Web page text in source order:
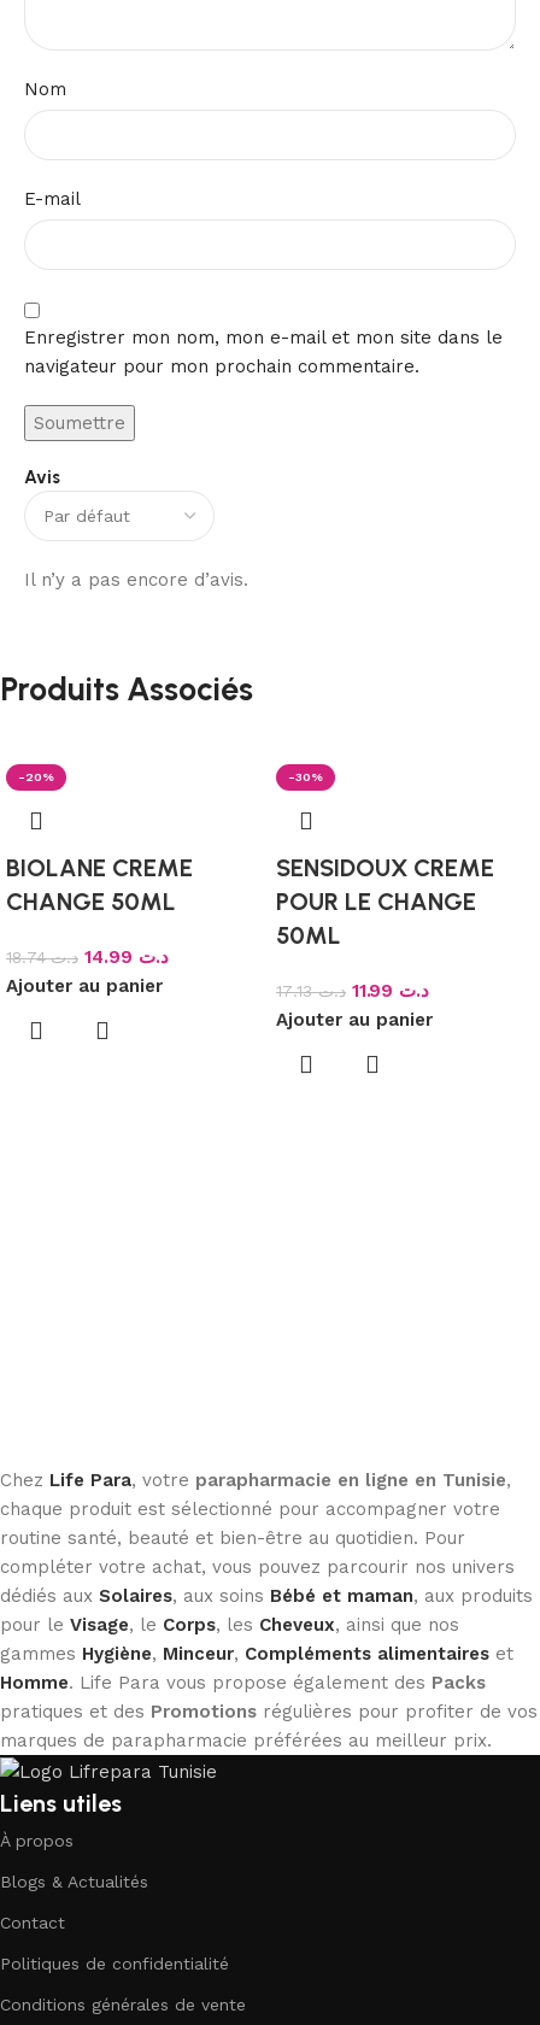
Avis
Il n’y a pas encore d’avis.
Nom
E-mail
Enregistrer mon nom, mon e-mail et mon site dans le
navigateur pour mon prochain commentaire.
Produits Associés
-20%
BIOLANE CREME
CHANGE 50ML
د.ت18.74 د.ت
Ajouter au panier
-30%
SENSIDOUX CREME
POUR LE CHANGE
50ML
د.ت17.13 د.ت
Ajouter au panier
Chez Life Para, votre parapharmacie en ligne en Tunisie,
chaque produit est sélectionné pour accompagner votre
routine santé, beauté et bien-être au quotidien. Pour
compléter votre achat, vous pouvez parcourir nos univers
dédiés aux Solaires, aux soins Bébé et maman, aux produits
pour le Visage, le Corps, les Cheveux, ainsi que nos
gammes Hygiène, Minceur, Compléments alimentaires et
Homme. Life Para vous propose également des Packs
pratiques et des Promotions régulières pour profiter de vos
marques de parapharmacie préférées au meilleur prix.
Liens utiles
À propos
Blogs & Actualités
Contact
Politiques de confidentialité
Conditions générales de vente